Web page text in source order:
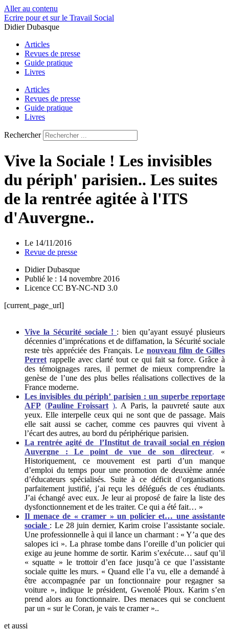
Aller au contenu
Ecrire pour et sur le Travail Social
Didier Dubasque
Articles
Revues de presse
Guide pratique
Livres
Articles
Revues de presse
Guide pratique
Livres
Rechercher
Vive la Sociale ! Les invisibles
du périph' parisien.. Les suites
de la rentrée agitée à l'ITS
d'Auvergne..
Le 14/11/2016
Revue de presse
Didier Dubasque
Publié le : 14 novembre 2016
Licence CC BY-NC-ND 3.0
[current_page_url]
Vive la Sécurité sociale ! :bien qu’ayant essuyé plusieurs
décennies d’imprécations et de diffamation, la Sécurité sociale
reste très appréciée des Français. Le nouveau film de Gilles
Perret rappelle avec clarté tout ce qui fait sa force. Grâce à
des témoignages rares, il permet de mieux comprendre la
genèse de l’une des plus belles réalisations collectives de la
France moderne.
Les invisibles du périph’ parisien : un superbe reportage
AFP (Pauline Froissart ). A Paris, la pauvreté saute aux
yeux. Elle interpelle ceux qui ne sont que de passage. Mais
elle sait aussi se cacher, comme ces pauvres qui vivent à
l’écart des autres, au bord du périphérique parisien.
La rentrée agité de l’Institut de travail social en région
Auvergne : Le point de vue de son directeur. «
Historiquement, ce mouvement est parti d’un manque
d’emploi du temps pour une promotion de deuxième année
d’éducateurs spécialisés. Suite à ce déficit d’organisations
parfaitement justifié, j’ai reçu les délégués de ces étudiants.
J’ai échangé avec eux. Je leur ai proposé de faire la liste des
dysfonctionnement et de les traiter. Ce qui a été fait… »
Il menace de « cramer » un policier et… une assistante
sociale : Le 28 juin dernier, Karim croise l’assistante sociale.
Une professionnelle à qui il lance un charmant : « Y’a que des
salopes ici ». La phrase tombe dans l’oreille d’un policier qui
exige au jeune homme de sortir. Karim s’exécute… sauf qu’il
« squatte » le trottoir d’en face jusqu’à ce que l’assistante
sociale quitte les murs. « Quand elle l’a vu, elle a demandé à
être accompagnée par un fonctionnaire pour regagner sa
voiture », indique le président, Gwenolé Ploux. Karim s’en
prend alors au fonctionnaire. Des menaces qui se concluent
par un « sur le Coran, je vais te cramer »..
et aussi